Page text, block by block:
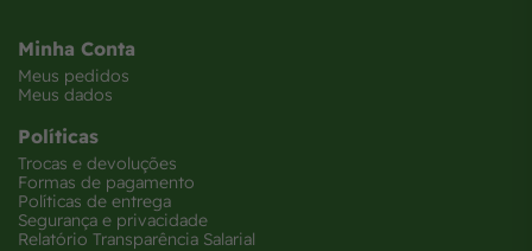
Minha Conta
Meus pedidos
Meus dados
Políticas
Trocas e devoluções
Formas de pagamento
Políticas de entrega
Segurança e privacidade
Relatório Transparência Salarial